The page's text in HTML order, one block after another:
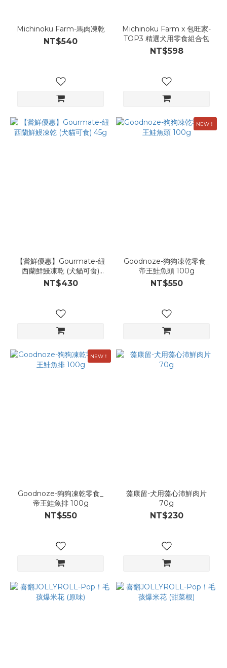
Michinoku Farm-馬肉凍乾
NT$540
Michinoku Farm x 包旺家-
TOP3 精選犬用零食組合包
NT$598
【嘗鮮優惠】Gourmate-紐
西蘭鮮鰻凍乾 (犬貓可食)
45g
NT$430
NEW！
Goodnoze-狗狗凍乾零食_
帝王鮭魚頭 100g
NT$550
NEW！
Goodnoze-狗狗凍乾零食_
帝王鮭魚排 100g
NT$550
藻康留-犬用藻心沛鮮肉片
70g
NT$230